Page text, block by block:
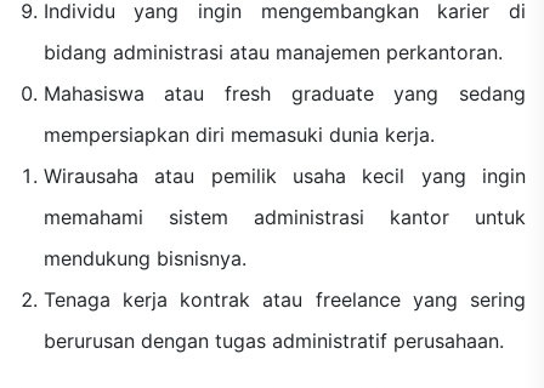
Individu yang ingin mengembangkan karier di
bidang administrasi atau manajemen perkantoran.
Mahasiswa atau fresh graduate yang sedang
mempersiapkan diri memasuki dunia kerja.
Wirausaha atau pemilik usaha kecil yang ingin
memahami sistem administrasi kantor untuk
mendukung bisnisnya.
Tenaga kerja kontrak atau freelance yang sering
berurusan dengan tugas administratif perusahaan.